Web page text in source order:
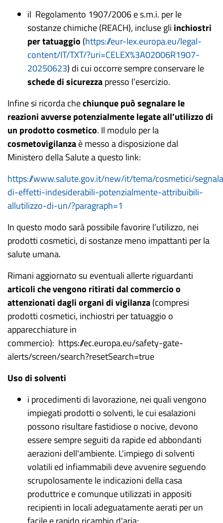
il Regolamento 1907/2006 e s.m.i. per le
sostanze chimiche (REACH), incluse gli inchiostri
per tatuaggio (https://eur-lex.europa.eu/legal-
content/IT/TXT/?uri=CELEX%3A02006R1907-
20250623) di cui occorre sempre conservare le
schede di sicurezzapresso l’esercizio.
Infine si ricorda chechiunque può segnalare le
reazioni avverse potenzialmente legate all’utilizzo di
un prodotto cosmetico. Il modulo per la
cosmetovigilanzaè messo a disposizione dal
Ministero della Salute a questo link:
https://www.salute.gov.it/new/it/tema/cosmetici/
di-effetti-indesiderabili-potenzialmente-attribuibili-
allutilizzo-di-un/?paragraph=1
In questo modo sarà possibile favorire l’utilizzo, nei
prodotti cosmetici, di sostanze meno impattanti per la
salute umana.
Rimani aggiornato su eventuali allerte riguardanti
articoli che vengono ritirati dal commercio o
attenzionati dagli organi di vigilanza(compresi
prodotti cosmetici, inchiostri per tatuaggio o
apparecchiature in
commercio): https://ec.europa.eu/safety-gate-
alerts/screen/search?resetSearch=true
Uso di solventi
i procedimenti di lavorazione, nei quali vengono
impiegati prodotti o solventi, le cui esalazioni
possono risultare fastidiose o nocive, devono
essere sempre seguiti da rapide ed abbondanti
aerazioni dell'ambiente. L'impiego di solventi
volatili ed infiammabili deve avvenire seguendo
scrupolosamente le indicazioni della casa
produttrice e comunque utilizzati in appositi
recipienti in locali adeguatamente aerati per un